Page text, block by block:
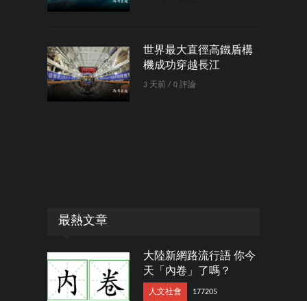
世界最大直徑高鐵盾構
機成功穿越長江
3 天前 / 0 評論
最熱文章
大陸新網路流行語 你今
天「內卷」了嗎？
人文社會 177205